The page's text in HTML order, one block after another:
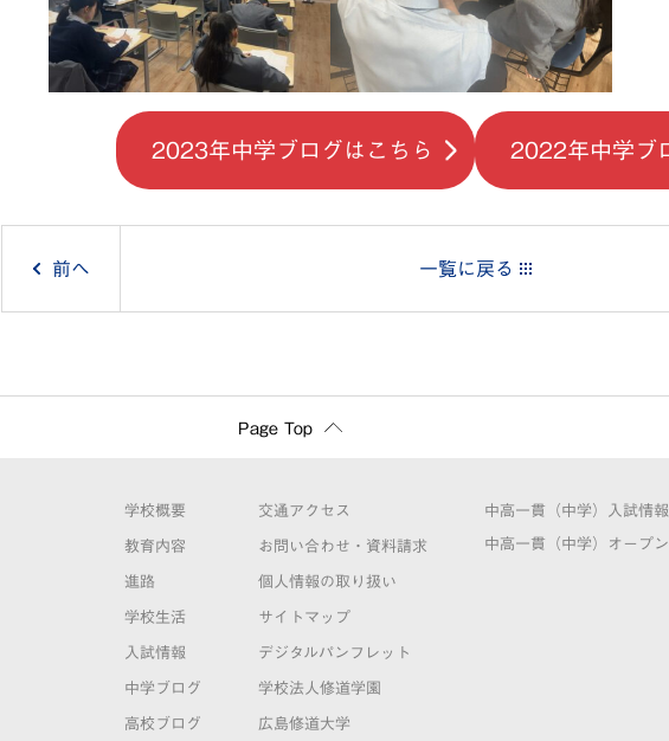
2023年中学ブログはこちら 2022年中学ブ
稿
前へ 一覧に戻る
Page Top
学校概要
教育内容
進路
学校生活
入試情報
中学ブログ
高校ブログ
交通アクセス
お問い合わせ・資料請求
個人情報の取り扱い
サイトマップ
デジタルパンフレット
学校法人修道学園
広島修道大学
中高一貫（中学）入試情報
中高一貫（中学）オープ